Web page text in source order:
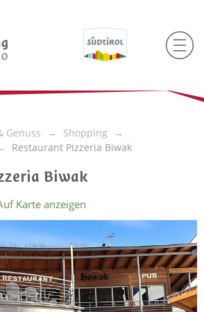
Genuss
Shopping
Restaurant Pizzeria Biwak
Biwak
Karte anzeigen